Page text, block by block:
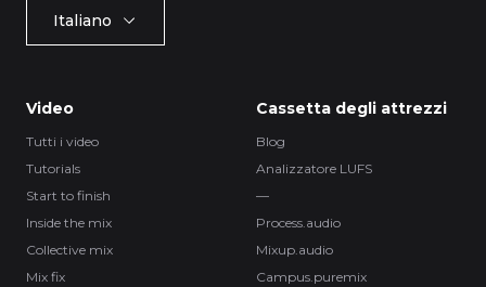
Italiano
Video
Tutti i video
Tutorials
Start to finish
Inside the mix
Collective mix
Mix fix
Cassetta degli attrezzi
Blog
Analizzatore LUFS
—
Process.audio
Mixup.audio
Campus.puremix